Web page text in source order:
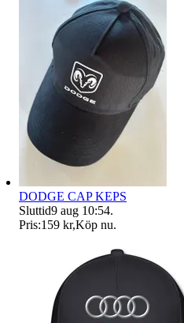
DODGE CAP KEPS
Sluttid9 aug 10:54.
Pris:159 kr,Köp nu.